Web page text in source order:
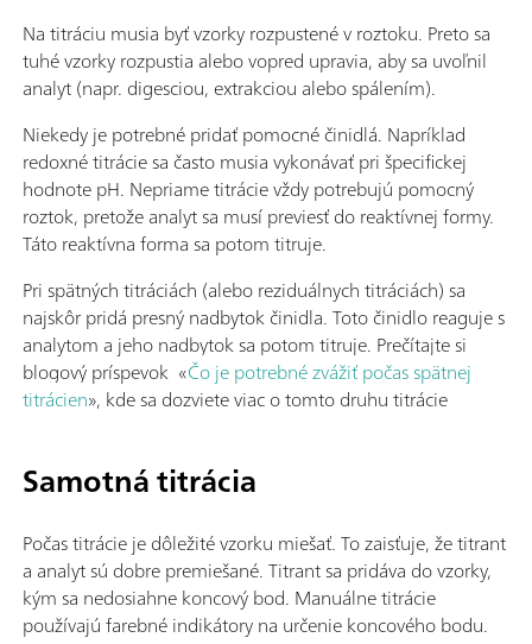
Na titráciu musia byť vzorky rozpustené v roztoku. Preto sa
tuhé vzorky rozpustia alebo vopred upravia, aby sa uvoľnil
analyt (napr. digesciou, extrakciou alebo spálením).
Niekedy je potrebné pridať pomocné činidlá. Napríklad
redoxné titrácie sa často musia vykonávať pri špecifickej
hodnote pH. Nepriame titrácie vždy potrebujú pomocný
roztok, pretože analyt sa musí previesť do reaktívnej formy.
Táto reaktívna forma sa potom titruje.
Pri spätných titráciách (alebo reziduálnych titráciách) sa
najskôr pridá presný nadbytok činidla. Toto činidlo reaguje s
analytom a jeho nadbytok sa potom titruje. Prečítajte si
blogový príspevok «Čo je potrebné zvážiť počas spätnej
titrácien», kde sa dozviete viac o tomto druhu titrácie
Samotná titrácia
Počas titrácie je dôležité vzorku miešať. To zaisťuje, že titrant
a analyt sú dobre premiešané. Titrant sa pridáva do vzorky,
kým sa nedosiahne koncový bod. Manuálne titrácie
používajú farebné indikátory na určenie koncového bodu.